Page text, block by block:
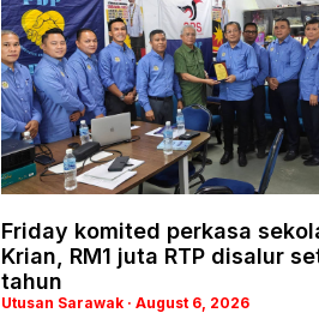
Friday komited perkasa
Krian, RM1 juta RTP disalur
tahun
Utusan Sarawak August 6, 2026